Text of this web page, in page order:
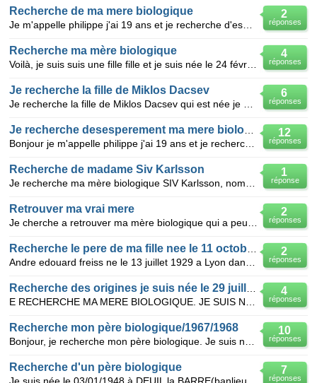
2
réponses
Recherche de ma mere biologique
4
réponses
Recherche ma mère biologique
6
réponses
Je recherche la fille de Miklos Dacsev
12
réponses
1
réponse
Recherche de madame Siv Karlsson
2
réponses
Retrouver ma vrai mere
2
réponses
4
réponses
10
réponses
Recherche mon père biologique/1967/1968
7
réponses
Recherche d'un père biologique